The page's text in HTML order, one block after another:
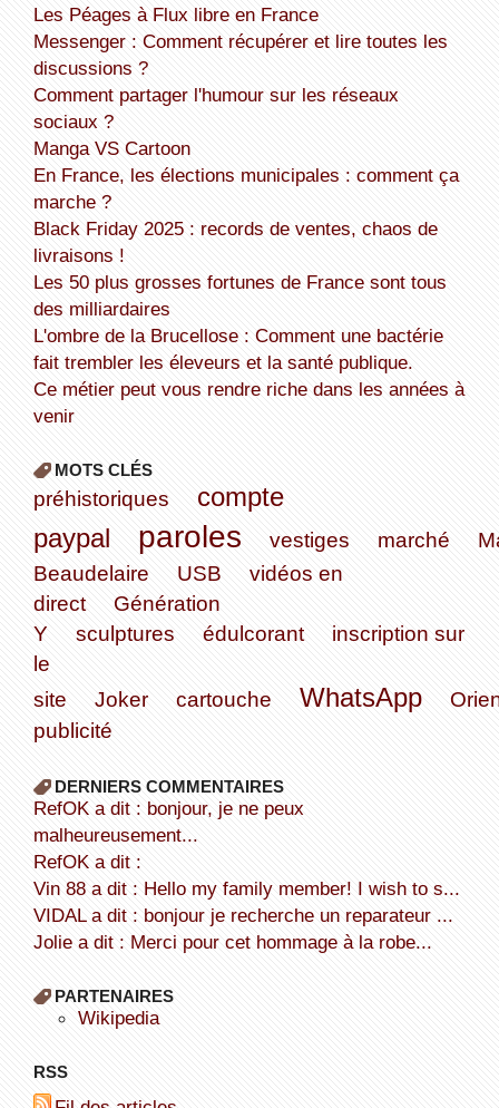
Les Péages à Flux libre en France
Messenger : Comment récupérer et lire toutes les
discussions ?
Comment partager l'humour sur les réseaux
sociaux ?
Manga VS Cartoon
En France, les élections municipales : comment ça
marche ?
Black Friday 2025 : records de ventes, chaos de
livraisons !
Les 50 plus grosses fortunes de France sont tous
des milliardaires
L'ombre de la Brucellose : Comment une bactérie
fait trembler les éleveurs et la santé publique.
Ce métier peut vous rendre riche dans les années à
venir
MOTS CLÉS
préhistoriques
compte
paypal
paroles vestiges marché
Beaudelaire
USB
vidéos en
direct
Génération
Y
sculptures édulcorant
inscription sur
le
site
Joker cartouche WhatsApp
publicité
DERNIERS COMMENTAIRES
refOK a dit : bonjour, je ne peux
malheureusement...
refOK a dit :
Vin 88 a dit : Hello my family member! I wish to s...
VIDAL a dit : bonjour je recherche un reparateur ...
Jolie a dit : Merci pour cet hommage à la robe...
PARTENAIRES
wikipedia
RSS